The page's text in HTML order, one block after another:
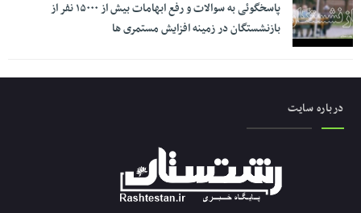
پاسخگوئی به سوالات و رفع ابهامات بیش از ۱۵۰۰۰ نفر از
بازنشستگان در زمینه افزایش مستمری ها
درباره سایت